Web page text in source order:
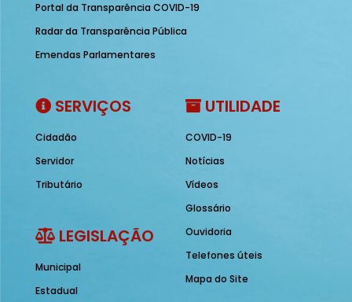
Portal da Transparência COVID-19
Radar da Transparência Pública
Emendas Parlamentares
SERVIÇOS
Cidadão
Servidor
Tributário
LEGISLAÇÃO
Municipal
Estadual
UTILIDADE
COVID-19
Notícias
Vídeos
Glossário
Ouvidoria
Telefones úteis
Mapa do Site